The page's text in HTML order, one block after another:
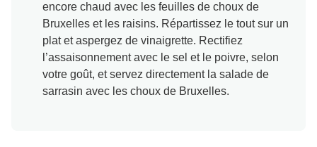
encore chaud avec les feuilles de choux de
Bruxelles et les raisins. Répartissez le tout sur un
plat et aspergez de vinaigrette. Rectifiez
l’assaisonnement avec le sel et le poivre, selon
votre goût, et servez directement la salade de
sarrasin avec les choux de Bruxelles.